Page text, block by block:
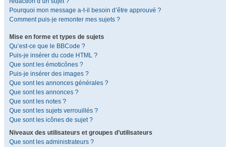
Pourquoi mon message a-t-il besoin d’être approuvé ?
Comment puis-je remonter mes sujets ?
Mise en forme et types de sujets
Qu’est-ce que le BBCode ?
Puis-je insérer du code HTML ?
Que sont les émoticônes ?
Puis-je insérer des images ?
Que sont les annonces générales ?
Que sont les annonces ?
Que sont les notes ?
Que sont les sujets verrouillés ?
Que sont les icônes de sujet ?
Niveaux des utilisateurs et groupes d’utilisateurs
Que sont les administrateurs ?